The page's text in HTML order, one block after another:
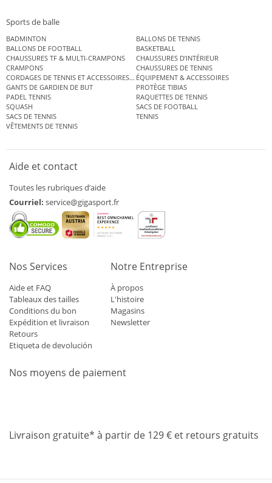
Sports de balle
BADMINTON
BALLONS DE TENNIS
BALLONS DE FOOTBALL
BASKETBALL
CHAUSSURES TF & MULTI-CRAMPONS
CHAUSSURES D’INTÉRIEUR
CRAMPONS
CHAUSSURES DE TENNIS
CORDAGES DE TENNIS ET ACCESSOIRES DE TENNISÉQUIPEMENT & ACCESSOIRES
GANTS DE GARDIEN DE BUT
PROTÈGE TIBIAS
PADEL TENNIS
RAQUETTES DE TENNIS
SQUASH
SACS DE FOOTBALL
SACS DE TENNIS
TENNIS
VÊTEMENTS DE TENNIS
Aide et contact
Toutes les rubriques d’aide
Courriel: service@gigasport.fr
Nos Services
Aide et FAQ
Tableaux des tailles
Conditions du bon
Expédition et livraison
Retours
Etiqueta de devolución
Notre Entreprise
À propos
L'histoire
Magasins
Newsletter
Nos moyens de paiement
Livraison gratuite* à partir de 129 € et retours gratuits